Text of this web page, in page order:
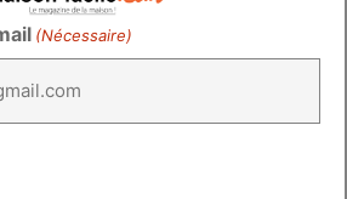
(Nécessaire)